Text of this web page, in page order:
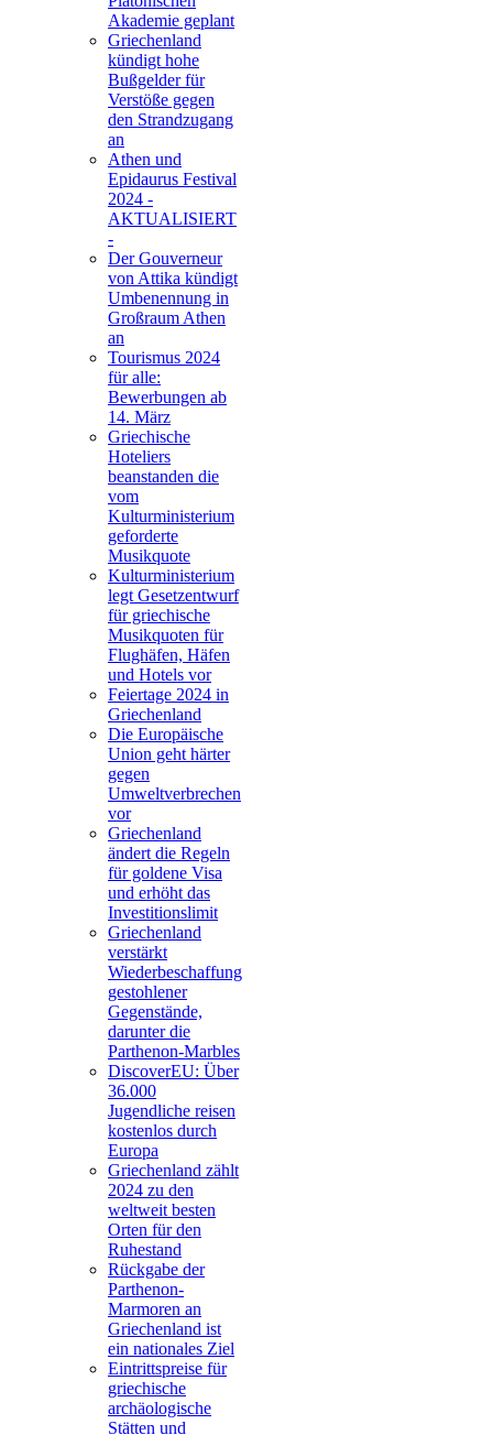
Akademie geplant
Griechenland
kündigt hohe
Bußgelder für
Verstöße gegen
den Strandzugang
an
Athen und
Epidaurus Festival
2024 -
AKTUALISIERT
-
Der Gouverneur
von Attika kündigt
Umbenennung in
Großraum Athen
an
Tourismus 2024
für alle:
Bewerbungen ab
14. März
Griechische
Hoteliers
beanstanden die
vom
Kulturministerium
geforderte
Musikquote
Kulturministerium
legt Gesetzentwurf
für griechische
Musikquoten für
Flughäfen, Häfen
und Hotels vor
Feiertage 2024 in
Griechenland
Die Europäische
Union geht härter
gegen
Umweltverbrechen
vor
Griechenland
ändert die Regeln
für goldene Visa
und erhöht das
Investitionslimit
Griechenland
verstärkt
Wiederbeschaffung
gestohlener
Gegenstände,
darunter die
Parthenon-Marbles
DiscoverEU: Über
36.000
Jugendliche reisen
kostenlos durch
Europa
Griechenland zählt
2024 zu den
weltweit besten
Orten für den
Ruhestand
Rückgabe der
Parthenon-
Marmoren an
Griechenland ist
ein nationales Ziel
Eintrittspreise für
griechische
archäologische
Stätten und